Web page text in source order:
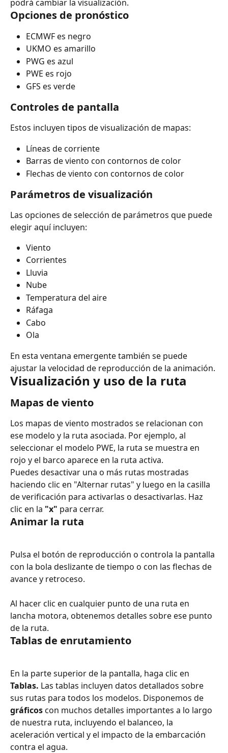
podrá cambiar la visualización.
Opciones de pronóstico
ECMWF es negro
UKMO es amarillo
PWG es azul
PWE es rojo
GFS es verde
Controles de pantalla
Estos incluyen tipos de visualización de mapas:
Líneas de corriente
Barras de viento con contornos de color
Flechas de viento con contornos de color
Parámetros de visualización
Las opciones de selección de parámetros que puede
elegir aquí incluyen:
Viento
Corrientes
Lluvia
Nube
Temperatura del aire
Ráfaga
Cabo
Ola
En esta ventana emergente también se puede
ajustar la velocidad de reproducción de la animación.
Visualización y uso de la ruta
Mapas de viento
Los mapas de viento mostrados se relacionan con
ese modelo y la ruta asociada. Por ejemplo, al
seleccionar el modelo PWE, la ruta se muestra en
rojo y el barco aparece en la ruta activa.
Puedes desactivar una o más rutas mostradas
haciendo clic en "Alternar rutas" y luego en la casilla
de verificación para activarlas o desactivarlas. Haz
clic en la "x" para cerrar.
Animar la ruta
Pulsa el botón de reproducción o controla la pantalla
con la bola deslizante de tiempo o con las flechas de
avance y retroceso.
Al hacer clic en cualquier punto de una ruta en
lancha motora, obtenemos detalles sobre ese punto
de la ruta.
Tablas de enrutamiento
En la parte superior de la pantalla, haga clic en
Tablas. Las tablas incluyen datos detallados sobre
sus rutas para todos los modelos. Disponemos de
gráficos con muchos detalles importantes a lo largo
de nuestra ruta, incluyendo el balanceo, la
aceleración vertical y el impacto de la embarcación
contra el agua.